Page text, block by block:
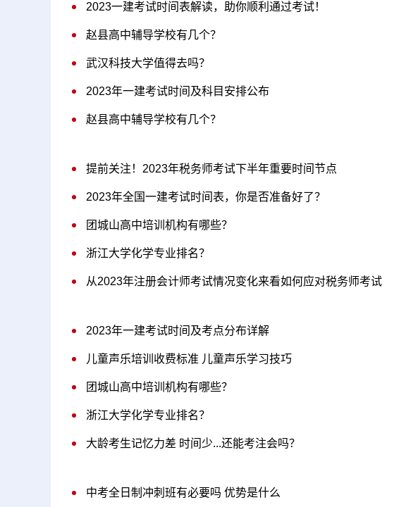
2023一建考试时间表解读，助你顺利通过考试！
赵县高中辅导学校有几个？
武汉科技大学值得去吗？
2023年一建考试时间及科目安排公布
赵县高中辅导学校有几个？
提前关注！2023年税务师考试下半年重要时间节点
2023年全国一建考试时间表，你是否准备好了？
团城山高中培训机构有哪些？
浙江大学化学专业排名？
从2023年注册会计师考试情况变化来看如何应对税务师考试
2023年一建考试时间及考点分布详解
儿童声乐培训收费标准 儿童声乐学习技巧
团城山高中培训机构有哪些？
浙江大学化学专业排名？
大龄考生记忆力差 时间少...还能考注会吗？
中考全日制冲刺班有必要吗 优势是什么